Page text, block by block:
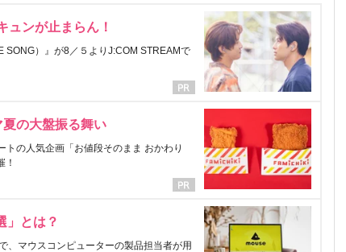
ュンが止まらん！
SONG）』が8／５よりJ:COM STREAMで
の大盤振る舞い
の人気企画「お値段そのまま おかわり
！
」とは？
、マウスコンピューターの製品担当者が用